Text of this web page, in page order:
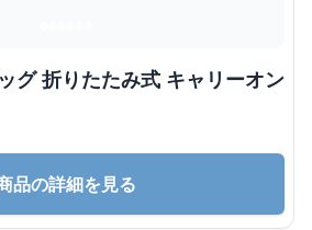
グ 折りたたみ式 キャリーオン
品の詳細を見る